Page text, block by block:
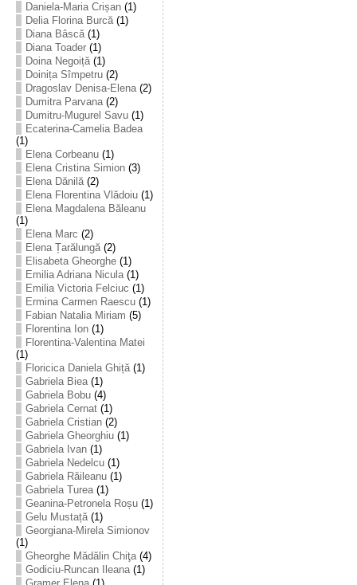
Daniela-Maria Crișan(1)
Delia Florina Burcă(1)
Diana Bâscă(1)
Diana Toader(1)
Doina Negoiță(1)
Doinița Sîmpetru(2)
Dragoslav Denisa-Elena(2)
Dumitra Parvana(2)
Dumitru-Mugurel Savu(1)
Ecaterina-Camelia Badea
(1)
Elena Corbeanu(1)
Elena Cristina Simion(3)
Elena Dănilă(2)
Elena Florentina Vlădoiu(1)
Elena Magdalena Băleanu
(1)
Elena Marc (2)
Elena Țarălungă(2)
Elisabeta Gheorghe(1)
Emilia Adriana Nicula(1)
Emilia Victoria Felciuc (1)
Ermina Carmen Raescu(1)
Fabian Natalia Miriam (5)
Florentina Ion(1)
Florentina-Valentina Matei
(1)
Floricica Daniela Ghiță(1)
Gabriela Biea(1)
Gabriela Bobu(4)
Gabriela Cernat(1)
Gabriela Cristian(2)
Gabriela Gheorghiu(1)
Gabriela Ivan(1)
Gabriela Nedelcu(1)
Gabriela Răileanu(1)
Gabriela Turea(1)
Geanina-Petronela Roșu(1)
Gelu Mustață(1)
Georgiana-Mirela Simionov
(1)
Gheorghe Mădălin Chiţa(4)
Godiciu-Runcan Ileana(1)